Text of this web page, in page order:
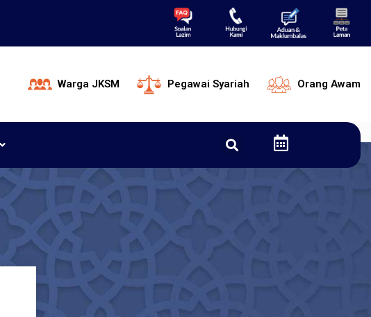
Warga JKSM Pegawai Syariah Orang Awam